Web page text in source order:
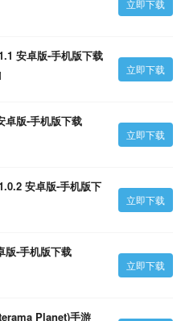
立即下载
安卓版-手机版下载
立即下载
卓版-手机版下载
立即下载
安卓版-手机版下
立即下载
版-手机版下载
立即下载
Planet)手游